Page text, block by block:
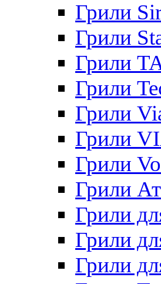
Грили
Грили
Грили
Грили
Грили
Грили
Грили
Грили
Грили
Грили
Грили